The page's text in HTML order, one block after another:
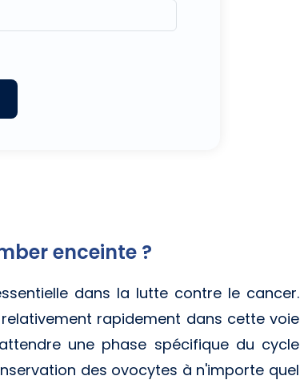
enceinte ?
dans la lutte contre le cancer.
rapidement dans cette voie
une phase spécifique du cycle
des ovocytes à n'importe quel